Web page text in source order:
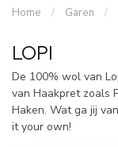
Home / Garen /
LOPI
De 100% wol van
van Haakpret zoals
Haken. Wat ga jij
it your own!